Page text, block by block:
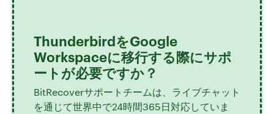
ThunderbirdをGoogle
Workspaceに移行する際にサポ
ートが必要ですか？
BitRecoverサポートチームは、ライブチャット
を通じて世界中で24時間365日対応していま